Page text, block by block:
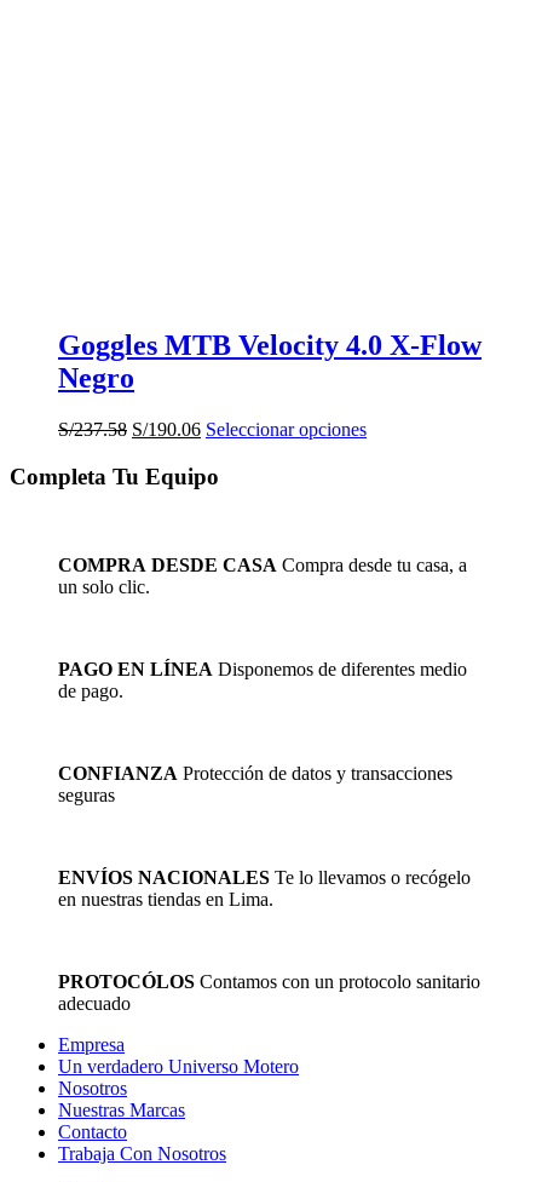
Goggles MTB Velocity 4.0 X-Flow
Negro
S/237.58 El
original
S/190.06El
actual
es:
Seleccionar opcionesEste
opciones
la
Completa Tu Equipo
COMPRA DESDE CASA Compra desde tu casa, a
un solo clic.
PAGO EN LÍNEA Disponemos de diferentes medio
de pago.
CONFIANZA Protección de datos y transacciones
seguras
ENVÍOS NACIONALES Te lo llevamos o recógelo
en nuestras tiendas en Lima.
PROTOCÓLOS Contamos con un protocolo sanitario
adecuado
Empresa
Un verdadero Universo Motero
Nosotros
Nuestras Marcas
Contacto
Trabaja Con Nosotros